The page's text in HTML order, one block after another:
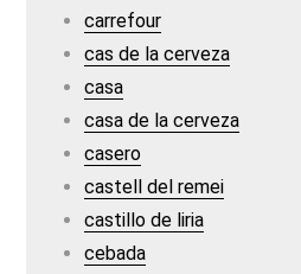
carrefour
cas de la cerveza
casa
casa de la cerveza
casero
castell del remei
castillo de liria
cebada